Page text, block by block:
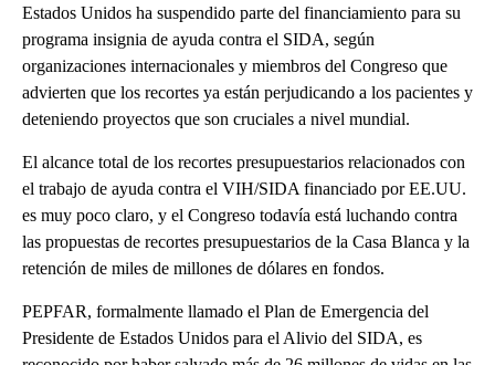
Estados Unidos ha suspendido parte del financiamiento para su
programa insignia de ayuda contra el SIDA, según
organizaciones internacionales y miembros del Congreso que
advierten que los recortes ya están perjudicando a los pacientes y
deteniendo proyectos que son cruciales a nivel mundial.
El alcance total de los recortes presupuestarios relacionados con
el trabajo de ayuda contra el VIH/SIDA financiado por EE.UU.
es muy poco claro, y el Congreso todavía está luchando contra
las propuestas de recortes presupuestarios de la Casa Blanca y la
retención de miles de millones de dólares en fondos.
PEPFAR, formalmente llamado el Plan de Emergencia del
Presidente de Estados Unidos para el Alivio del SIDA, es